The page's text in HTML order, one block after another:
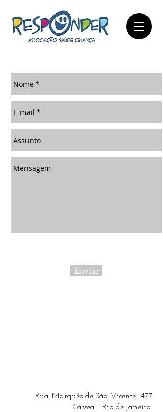
Enviar
Rua Marquês de São Vicente, 477
Gávea - Rio de Janeiro